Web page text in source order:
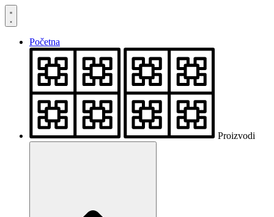
Skočite
na
Početna
Proizvodi